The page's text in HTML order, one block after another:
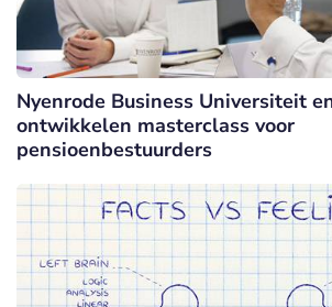
Nyenrode Business Universiteit
ontwikkelen masterclass voor
pensioenbestuurders